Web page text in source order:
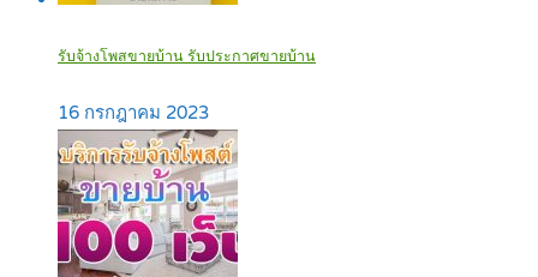
รับจ้างโพสขายบ้าน รับประกาศขายบ้าน
16 กรกฎาคม 2023